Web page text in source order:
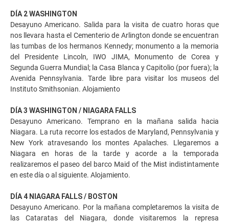
DÍA 2 WASHINGTON
Desayuno Americano. Salida para la visita de cuatro horas que
nos llevara hasta el Cementerio de Arlington donde se encuentran
las tumbas de los hermanos Kennedy; monumento a la memoria
del Presidente Lincoln, IWO JIMA, Monumento de Corea y
Segunda Guerra Mundial; la Casa Blanca y Capitolio (por fuera); la
Avenida Pennsylvania. Tarde libre para visitar los museos del
Instituto Smithsonian. Alojamiento
DÍA 3 WASHINGTON / NIAGARA FALLS
Desayuno Americano. Temprano en la mañana salida hacia
Niagara. La ruta recorre los estados de Maryland, Pennsylvania y
New York atravesando los montes Apalaches. Llegaremos a
Niagara en horas de la tarde y acorde a la temporada
realizaremos el paseo del barco Maid of the Mist indistintamente
en este día o al siguiente. Alojamiento.
DÍA 4 NIAGARA FALLS / BOSTON
Desayuno Americano. Por la mañana completaremos la visita de
las Cataratas del Niagara, donde visitaremos la represa